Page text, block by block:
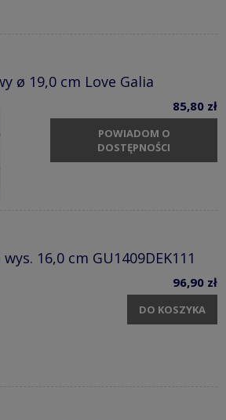
ø 19,0 cm Love Galia
85,80 zł
POWIADOM O
DOSTĘPNOŚCI
16,0 cm GU1409DEK111
96,90 zł
DO KOSZYKA